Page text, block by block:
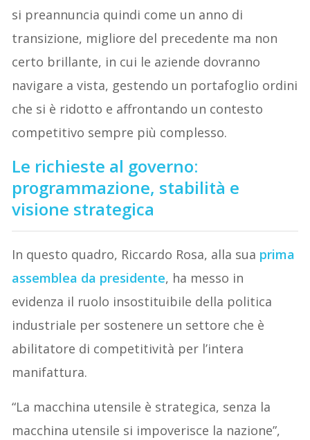
si preannuncia quindi come un anno di
transizione, migliore del precedente ma non
certo brillante, in cui le aziende dovranno
navigare a vista, gestendo un portafoglio ordini
che si è ridotto e affrontando un contesto
competitivo sempre più complesso.
Le richieste al governo:
programmazione, stabilità e
visione strategica
In questo quadro, Riccardo Rosa, alla sua prima
assemblea da presidente, ha messo in
evidenza il ruolo insostituibile della politica
industriale per sostenere un settore che è
abilitatore di competitività per l’intera
manifattura.
“La macchina utensile è strategica, senza la
macchina utensile si impoverisce la nazione”,